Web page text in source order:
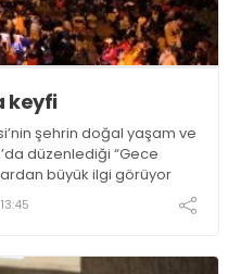
keyfi
şehrin doğal yaşam ve
düzenlediği “Gece
büyük ilgi görüyor
13:45